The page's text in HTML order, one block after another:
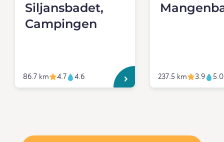
Siljansbadet,
Campingen
86.7 km 4.7 4.6 237.5 km 3.9 5.0